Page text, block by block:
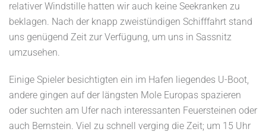
relativer Windstille hatten wir auch keine Seekranken zu
beklagen. Nach der knapp zweistündigen Schifffahrt stand
uns genügend Zeit zur Verfügung, um uns in Sassnitz
umzusehen.
Einige Spieler besichtigten ein im Hafen liegendes U-Boot,
andere gingen auf der längsten Mole Europas spazieren
oder suchten am Ufer nach interessanten Feuersteinen oder
auch Bernstein. Viel zu schnell verging die Zeit; um 15 Uhr